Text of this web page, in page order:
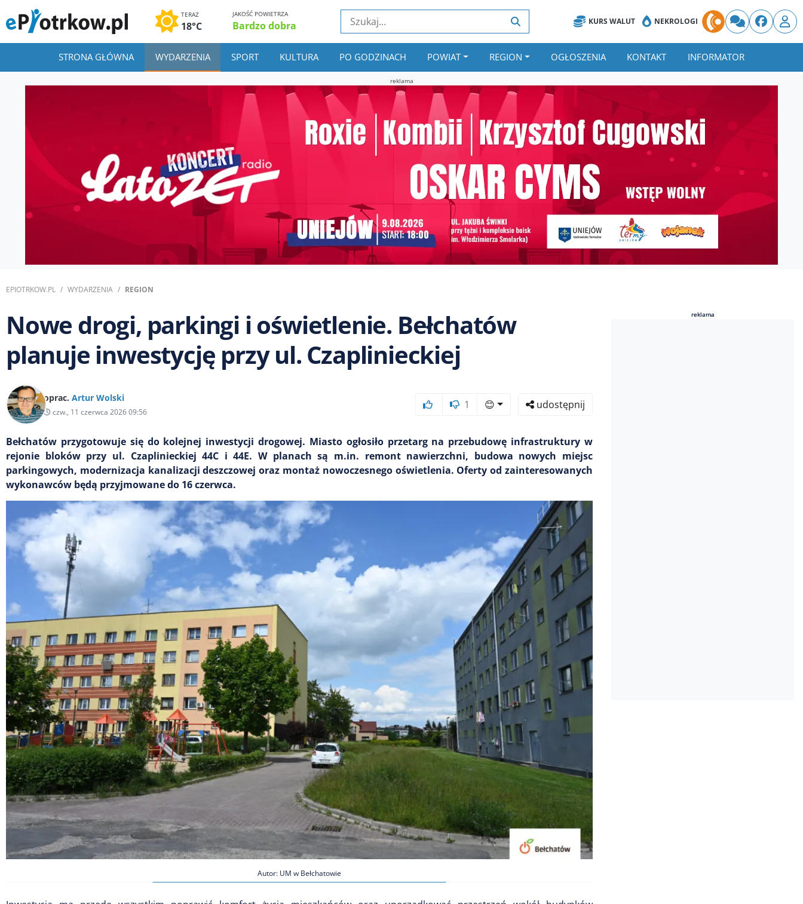
TERAZ
18°C
JAKOŚĆ POWIETRZA
Bardzo dobra KURS WALUT NEKROLOGI
STRONA GŁÓWNA WYDARZENIA SPORT KULTURA PO GODZINACH POWIAT REGION OGŁOSZENIA KONTAKT INFORMATOR
reklama
EPIOTRKOW.PL WYDARZENIA REGION
Nowe drogi, parkingi i oświetlenie. Bełchatów
planuje inwestycję przy ul. Czaplinieckiej
oprac. Artur Wolski
czw., 11 czerwca 2026 09:56
1 😊 udostępnij
Bełchatów przygotowuje się do kolejnej inwestycji drogowej. Miasto ogłosiło przetarg na przebudowę infrastruktury w
rejonie bloków przy ul. Czaplinieckiej 44C i 44E. W planach są m.in. remont nawierzchni, budowa nowych miejsc
parkingowych, modernizacja kanalizacji deszczowej oraz montaż nowoczesnego oświetlenia. Oferty od zainteresowanych
wykonawców będą przyjmowane do 16 czerwca.
Autor: UM w Bełchatowie
reklama
reklama